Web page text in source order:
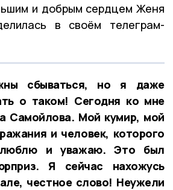
и добрым сердцем Женя
в своём телеграм-
сбываться, но я даже
о таком! Сегодня ко мне
Самойлова. Мой кумир, мой
и человек, которого
люблю и уважаю. Это был
Я сейчас нахожусь
честное слово! Неужели